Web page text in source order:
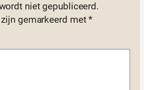
niet gepubliceerd.
gemarkeerd met*